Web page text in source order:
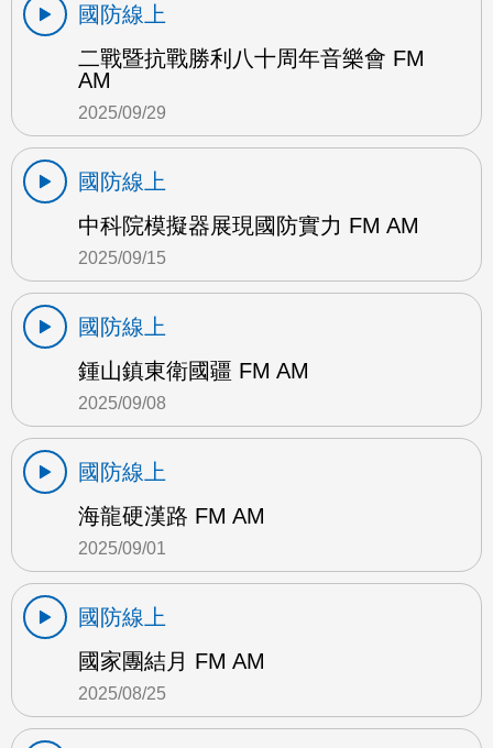
國防線上
二戰暨抗戰勝利八十周年音樂會 FM
AM
2025/09/29
國防線上
中科院模擬器展現國防實力 FM AM
2025/09/15
國防線上
鍾山鎮東衛國疆 FM AM
2025/09/08
國防線上
海龍硬漢路 FM AM
2025/09/01
國防線上
國家團結月 FM AM
2025/08/25